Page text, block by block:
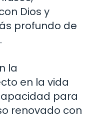
Dios y
profundo de
la
en la vida
para
renovado con